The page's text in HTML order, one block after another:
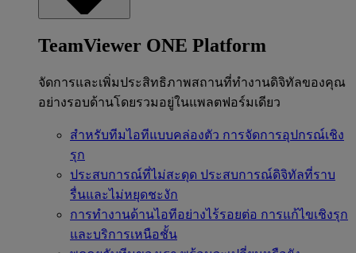
TeamViewer ONE Platform
จัดการและเพิ่มประสิทธิภาพสถานที่ทำงานดิจิทัลของคุณ
อย่างรอบด้านโดยรวมอยู่ในแพลตฟอร์มเดียว
สำหรับทีมไอทีแบบคล่องตัว การจัดการอุปกรณ์เชิง
รุก
ประสบการณ์ที่ไม่สะดุด ประสบการณ์ดิจิทัลที่ราบ
รื่นและไม่หยุดชะงัก
การทำงานด้านไอทีอย่างไร้รอยต่อ การแก้ไขเชิงรุก
และบริการเหนือชั้น